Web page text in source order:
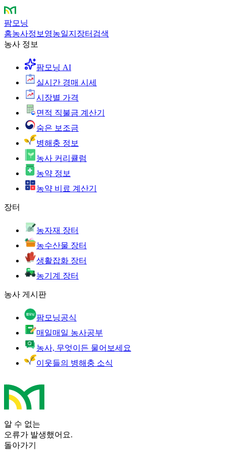
팜모닝
홈농사정보 영농일지 장터 검색
농사 정보
팜모닝 AI
실시간 경매 시세
시장별 가격
면적 직불금 계산기
숨은 보조금
병해충 정보
농사 커리큘럼
농약 정보
농약 비료 계산기
장터
농자재 장터
농수산물 장터
생활잡화 장터
농기계 장터
농사 게시판
팜모닝공식
매일매일 농사공부
농사, 무엇이든 물어보세요
이웃들의 병해충 소식
알 수 없는
오류가 발생했어요.
돌아가기